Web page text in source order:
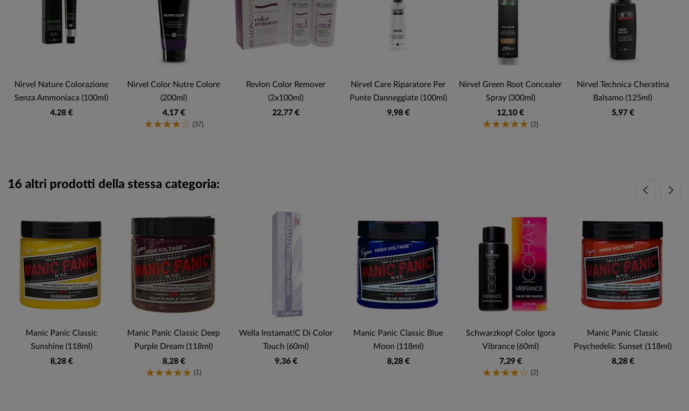
Nirvel Nature Colorazione
Senza Ammoniaca (100ml)
4,28 €
Nirvel Color Nutre Colore
(200ml)
4,17 €
(37)
Revlon Color Remover
(2x100ml)
22,77 €
Nirvel Care Riparatore Per
Punte Danneggiate (100ml)
9,98 €
Nirvel Green Root Concealer
Spray (300ml)
12,10 €
(2)
Nirvel Technica Cheratina
Balsamo (125ml)
5,97 €
16 altri prodotti della stessa categoria:
Manic Panic Classic
Sunshine (118ml)
8,28 €
Manic Panic Classic Deep
Purple Dream (118ml)
8,28 €
(1)
Wella Instamat!c Di Color
Touch (60ml)
9,36 €
Manic Panic Classic Blue
Moon (118ml)
8,28 €
Schwarzkopf Color Igora
Vibrance (60ml)
7,29 €
(2)
Manic Panic Classic
Psychedelic Sunset (118ml)
8,28 €